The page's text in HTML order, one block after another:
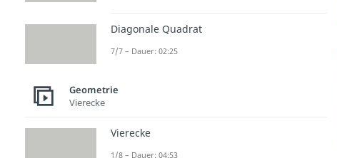
Diagonale Quadrat
7/7 – Dauer: 02:25
Geometrie
Vierecke
Vierecke
1/8 – Dauer: 04:53